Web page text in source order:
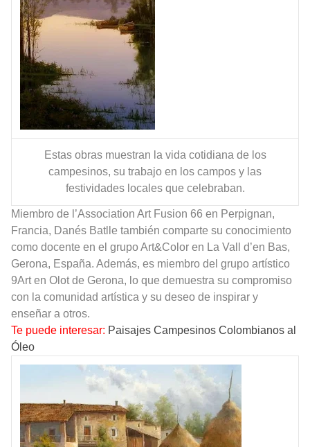
Estas obras muestran la vida cotidiana de los
campesinos, su trabajo en los campos y las
festividades locales que celebraban.
Miembro de l’Association Art Fusion 66 en Perpignan,
Francia, Danés Batlle también comparte su conocimiento
como docente en el grupo Art&Color en La Vall d’en Bas,
Gerona, España. Además, es miembro del grupo artístico
9Art en Olot de Gerona, lo que demuestra su compromiso
con la comunidad artística y su deseo de inspirar y
enseñar a otros.
Te puede interesar: Paisajes Campesinos Colombianos al
Óleo